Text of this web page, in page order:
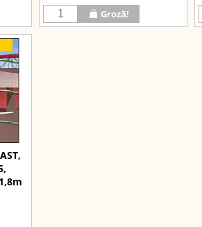
Grozā!